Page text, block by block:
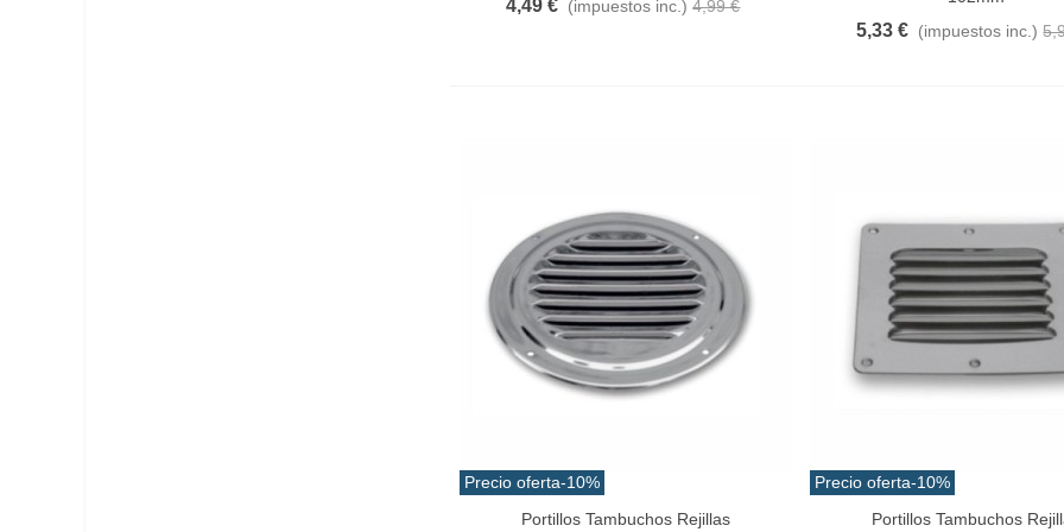
4,49 € (impuestos inc.) 4,99 €
5,33 € (impuestos inc.)
Precio oferta-10%
Añadir Al Carrito
Portillos Tambuchos Rejillas
Precio oferta-10%
Añadir Al Carrito
Portillos Tambuchos